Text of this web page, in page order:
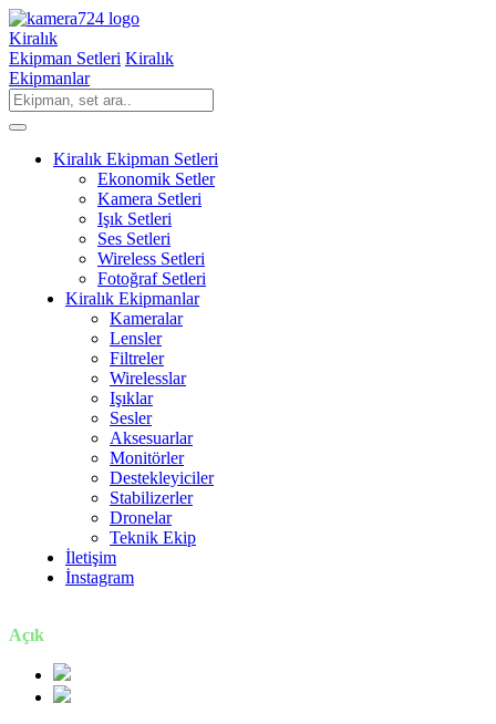
Kiralık
Ekipman Setleri Kiralık
Ekipmanlar
Kiralık Ekipman Setleri
Ekonomik Setler
Kamera Setleri
Işık Setleri
Ses Setleri
Wireless Setleri
Fotoğraf Setleri
Kiralık Ekipmanlar
Kameralar
Lensler
Filtreler
Wirelesslar
Işıklar
Sesler
Aksesuarlar
Monitörler
Destekleyiciler
Stabilizerler
Dronelar
Teknik Ekip
İletişim
İnstagram
Açık